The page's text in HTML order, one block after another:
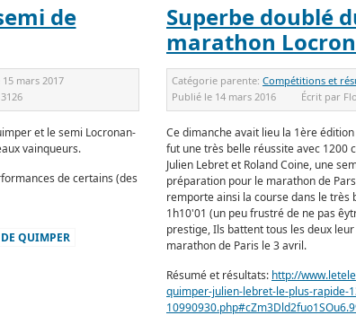
de
15 mars 2017
3126
et le semi Locronan-
vainqueurs.
de certains (des
QUIMPER
Superbe doublé
marathon
Catégorie parente: Compétitions et
Publié le 14 mars 2016 Écrit par
Ce dimanche avait lieu la 1ère
fut une très belle réussite avec 1200
Julien Lebret et Roland Coine, une
préparation pour le marathon de
remporte ainsi la course dans le très
1h10'01 (un peu frustré de ne pas
prestige, Ils battent tous les deux
marathon de Paris le 3 avril.
Résumé et résultats: http://
quimper-julien-lebret-le-plus-rapide-